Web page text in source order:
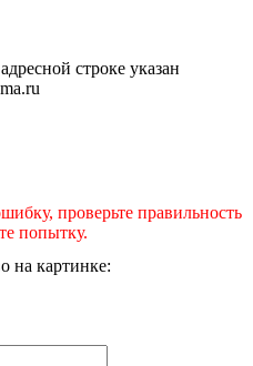
строке указан
проверьте правильность
попытку.
на картинке: